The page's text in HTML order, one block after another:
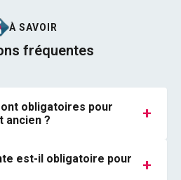
À SAVOIR
fréquentes
obligatoires pour
ancien ?
+
est-il obligatoire pour
+